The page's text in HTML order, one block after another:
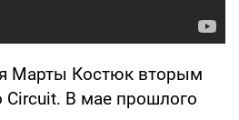
Марты Костюк вторым
Circuit. В мае прошлого